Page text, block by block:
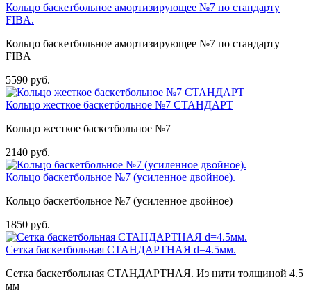
Кольцо баскетбольное амортизирующее №7 по стандарту
FIBA.
Кольцо баскетбольное амортизирующее №7 по стандарту
FIBA
5590 руб.
Кольцо жесткое баскетбольное №7 СТАНДАРТ
Кольцо жесткое баскетбольное №7
2140 руб.
Кольцо баскетбольное №7 (усиленное двойное).
Кольцо баскетбольное №7 (усиленное двойное)
1850 руб.
Сетка баскетбольная СТАНДАРТНАЯ d=4.5мм.
Сетка баскетбольная СТАНДАРТНАЯ. Из нити толщиной 4.5
мм